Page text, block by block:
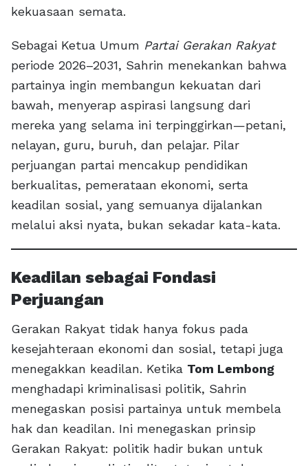
kekuasaan semata.
Sebagai Ketua Umum Partai Gerakan Rakyat
periode 2026–2031, Sahrin menekankan bahwa
partainya ingin membangun kekuatan dari
bawah, menyerap aspirasi langsung dari
mereka yang selama ini terpinggirkan—petani,
nelayan, guru, buruh, dan pelajar. Pilar
perjuangan partai mencakup pendidikan
berkualitas, pemerataan ekonomi, serta
keadilan sosial, yang semuanya dijalankan
melalui aksi nyata, bukan sekadar kata-kata.
Keadilan sebagai Fondasi
Perjuangan
Gerakan Rakyat tidak hanya fokus pada
kesejahteraan ekonomi dan sosial, tetapi juga
menegakkan keadilan. Ketika Tom Lembong
menghadapi kriminalisasi politik, Sahrin
menegaskan posisi partainya untuk membela
hak dan keadilan. Ini menegaskan prinsip
Gerakan Rakyat: politik hadir bukan untuk